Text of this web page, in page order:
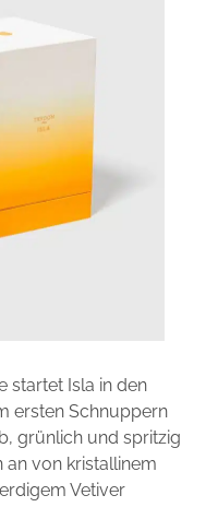
startet Isla in den
ersten Schnuppern
grünlich und spritzig
an von kristallinem
Vetiver